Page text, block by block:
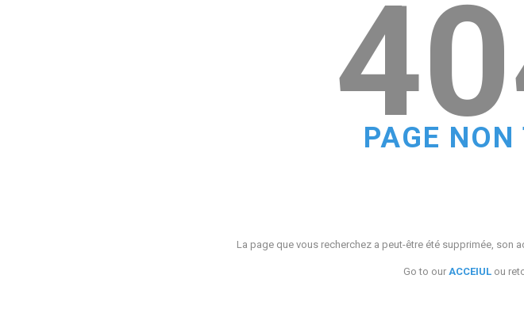
PAGE NON
La page que vous recherchez a peut-être été supprimée,
Go to our ACCEIUL ou